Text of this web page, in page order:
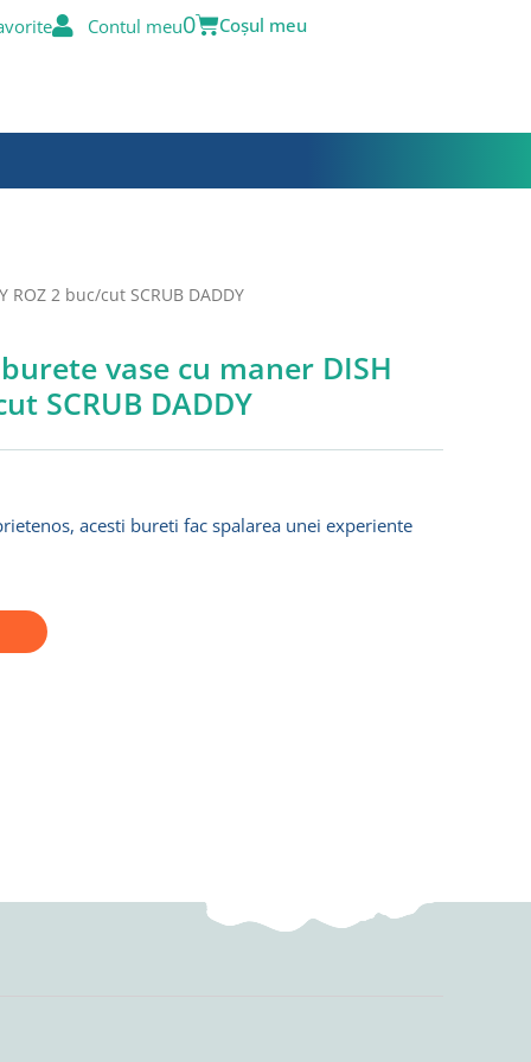
Contul meu0
Cart
2 buc/cut SCRUB DADDY
vase cu maner DISH
SCRUB DADDY
acesti bureti fac spalarea unei experiente